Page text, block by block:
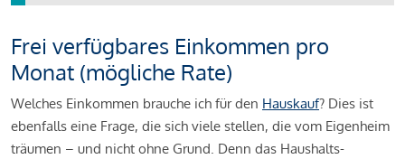
Frei verfügbares Einkommen pro
Monat (mögliche Rate)
Welches Einkommen brauche ich für den Hauskauf? Dies ist
ebenfalls eine Frage, die sich viele stellen, die vom Eigenheim
träumen – und nicht ohne Grund. Denn das Haushalts-